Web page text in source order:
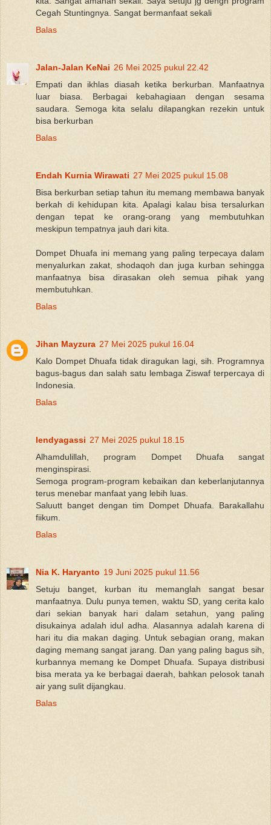
Cegah Stuntingnya. Sangat bermanfaat sekali
Balas
Jalan-Jalan KeNai 26 Mei 2025 pukul 22.42
Empati dan ikhlas diasah ketika berkurban. Manfaatnya
luar biasa. Berbagai kebahagiaan dengan sesama
saudara. Semoga kita selalu dilapangkan rezekin untuk
bisa berkurban
Balas
Endah Kurnia Wirawati 27 Mei 2025 pukul 15.08
Bisa berkurban setiap tahun itu memang membawa banyak
berkah di kehidupan kita. Apalagi kalau bisa tersalurkan
dengan tepat ke orang-orang yang membutuhkan
meskipun tempatnya jauh dari kita.
Dompet Dhuafa ini memang yang paling terpecaya dalam
menyalurkan zakat, shodaqoh dan juga kurban sehingga
manfaatnya bisa dirasakan oleh semua pihak yang
membutuhkan.
Balas
Jihan Mayzura 27 Mei 2025 pukul 16.04
Kalo Dompet Dhuafa tidak diragukan lagi, sih. Programnya
bagus-bagus dan salah satu lembaga Ziswaf terpercaya di
Indonesia.
Balas
lendyagassi 27 Mei 2025 pukul 18.15
Alhamdulillah, program Dompet Dhuafa sangat
menginspirasi.
Semoga program-program kebaikan dan keberlanjutannya
terus menebar manfaat yang lebih luas.
Saluutt banget dengan tim Dompet Dhuafa. Barakallahu
fiikum.
Balas
Nia K. Haryanto 19 Juni 2025 pukul 11.56
Setuju banget, kurban itu memanglah sangat besar
manfaatnya. Dulu punya temen, waktu SD, yang cerita kalo
dari sekian banyak hari dalam setahun, yang paling
disukainya adalah idul adha. Alasannya adalah karena di
hari itu dia makan daging. Untuk sebagian orang, makan
daging memang sangat jarang. Dan yang paling bagus sih,
kurbannya memang ke Dompet Dhuafa. Supaya distribusi
bisa merata ya ke berbagai daerah, bahkan pelosok tanah
air yang sulit dijangkau.
Balas